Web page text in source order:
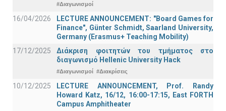
#Διαγωνισμοί
16/04/2026
LECTURE ANNOUNCEMENT: "Board Games for
Finance", Günter Schmidt, Saarland University,
Germany (Erasmus+ Teaching Mobility)
17/12/2025
Διάκριση φοιτητών του τμήματος στο
διαγωνισμό Hellenic University Hack
#Διαγωνισμοί #Διακρίσεις
10/12/2025
LECTURE ANNOUNCEMENT, Prof. Randy
Howard Katz, 16/12, 16:00-17:15, East FORTH
Campus Amphitheater